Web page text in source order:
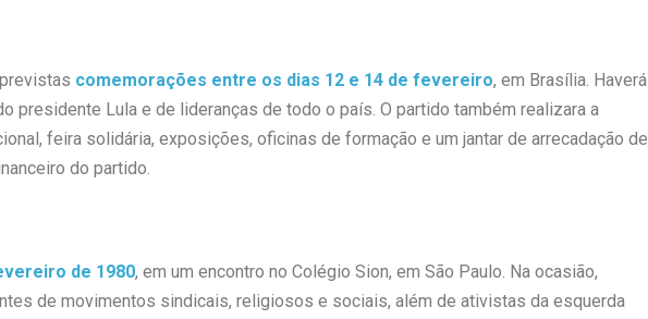
comemorações entre os dias 12 e 14 de fevereiro, em Brasília. Haverá
presidente Lula e de lideranças de todo o país. O partido também realizara a
feira solidária, exposições, oficinas de formação e um jantar de arrecadação de
do partido.
de 1980, em um encontro no Colégio Sion, em São Paulo. Na ocasião,
de movimentos sindicais, religiosos e sociais, além de ativistas da esquerda